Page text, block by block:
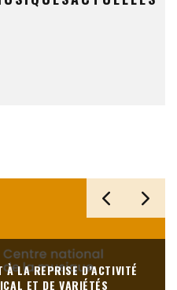
À LA REPRISE D’ACTIVITÉ
ET DE VARIÉTÉS